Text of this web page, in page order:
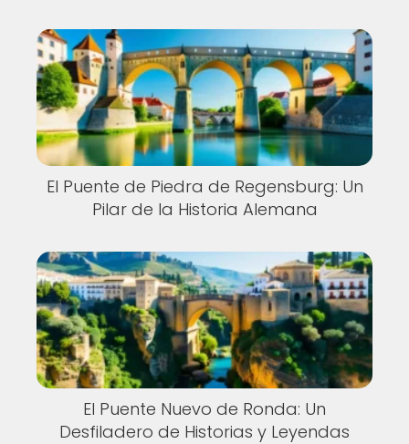
El Puente de Piedra de Regensburg: Un
Pilar de la Historia Alemana
El Puente Nuevo de Ronda: Un
Desfiladero de Historias y Leyendas